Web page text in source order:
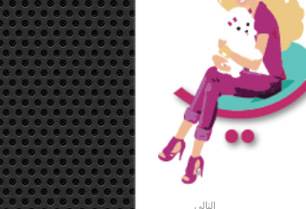
التالي